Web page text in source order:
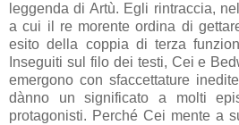
leggenda di Artù. Egli rintraccia,
a cui il re morente ordina di
esito della coppia di terza
Inseguiti sul filo dei testi, Ceie
emergono con sfaccettature
dànno un significato a molti
protagonisti. Perché Cei mente a